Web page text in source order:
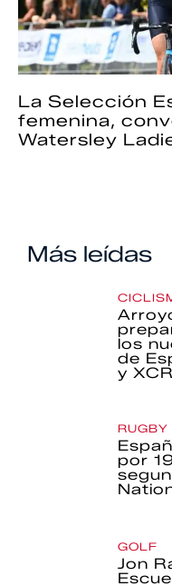
La Selección
femenina,
Watersley
Más leídas
los
de
y XCR
RUGBY
por
GOLF
Jon